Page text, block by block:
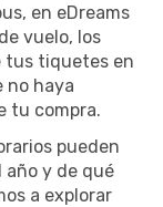
en eDreams
vuelo, los
tus tiquetes en
no haya
tu compra.
pueden
año y de qué
a explorar